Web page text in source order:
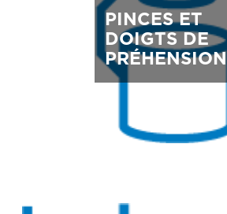
PINCES ET
DOIGTS DE
PRÉHENSION